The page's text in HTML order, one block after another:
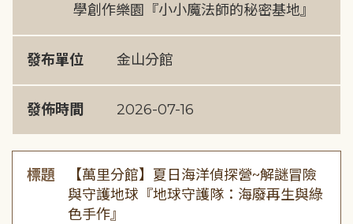
學創作樂園『小小魔法師的秘密基地』
發布單位 金山分館
發佈時間 2026-07-16
標題
【萬里分館】夏日海洋偵探營~解謎冒險
與守護地球『地球守護隊：海廢再生與綠
色手作』